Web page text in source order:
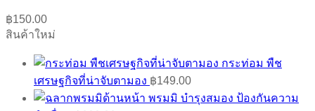
฿150.00
สินค้าใหม่
กระท่อม พืช
เศรษฐกิจที่น่าจับตามอง ฿149.00
พรมมิ บำรุงสมอง ป้องกันความ